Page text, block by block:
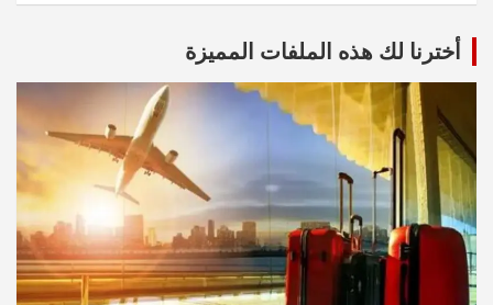
أخترنا لك هذه الملفات المميزة